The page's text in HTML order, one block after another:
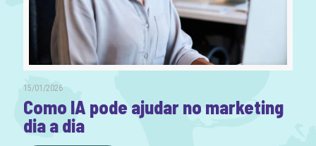
15/01/2026
Como IA pode ajudar no marketing
dia a dia